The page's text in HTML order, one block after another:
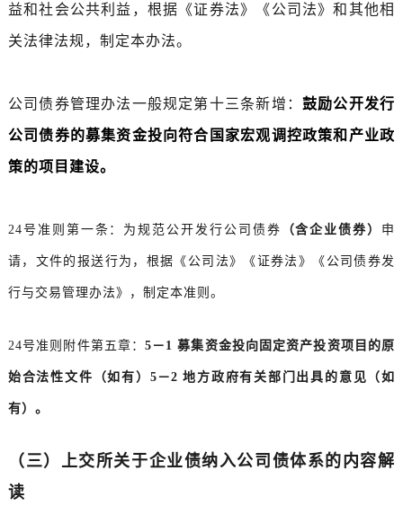
益和社会公共利益，根据《证券法》《公司法》和其他相
关法律法规，制定本办法。
公司债券管理办法一般规定第十三条新增： 鼓励公开发行
公司债券的募集资金投向符合国家宏观调控政策和产业政
策的项目建设。
24号准则第一条：为规范公开发行公司债券 （含企业债券） 申
请，文件的报送行为，根据《公司法》《证券法》《公司债券发
行与交易管理办法》，制定本准则。
24号准则附件第五章：5－1 募集资金投向固定资产投资项目的原
始合法性文件（如有）5－2 地方政府有关部门出具的意见（如
有）。
（三）上交所关于企业债纳入公司债体系的内容解
读